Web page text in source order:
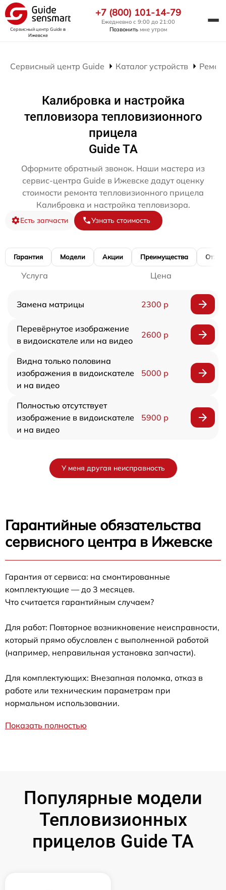
Сервисный центр Guideв
Ижевске
+7 (800) 101-14-79
Ежедневно с 9:00 до 21:00
Позвонить мне утром
Сервисный центр Guide Каталог устройств
Калибровка и настройка
тепловизора тепловизионного
прицела
Guide TA
Оформите обратный звонок. Наши мастера из
сервис-центра Guide в Ижевске дадут оценку
стоимости ремонта тепловизионного прицела
Калибровка и настройка тепловизора.
Есть запчасти Узнать стоимость
Гарантия Модели Акции Преимущества
Услуга Цена
Замена матрицы 2300 р
Перевёрнутое изображение
в видоискателе или на видео
2600 р
Видна только половина
изображения в видоискателе
и на видео
5000 р
Полностью отсутствует
изображение в видоискателе
и на видео
5900 р
У меня другая неисправность
Гарантийные обязательства
сервисного центра в Ижевске
Гарантия от сервиса: на смонтированные
комплектующие — до 3 месяцев.
Что считается гарантийным случаем?
Для работ: Повторное возникновение неисправности,
который прямо обусловлен с выполненной работой
(например, неправильная установка запчасти).
Для комплектующих: Внезапная поломка, отказ в
работе или техническим параметрам при
нормальном использовании.
Показать полностью
Популярные модели
Тепловизионных
прицелов Guide TA